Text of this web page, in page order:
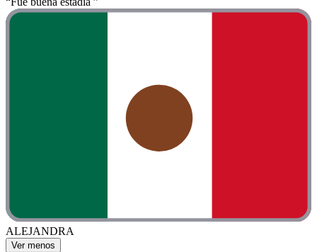
ALEJANDRA
Ver menos